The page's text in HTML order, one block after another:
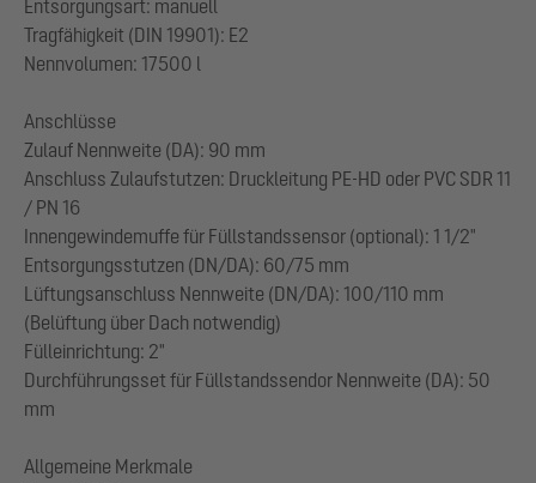
Entsorgungsart: manuell
Tragfähigkeit (DIN 19901): E2
Nennvolumen: 17500 l
Anschlüsse
Zulauf Nennweite (DA): 90 mm
Anschluss Zulaufstutzen: Druckleitung PE-HD oder PVC SDR 11
/ PN 16
Innengewindemuffe für Füllstandssensor (optional): 1 1/2"
Entsorgungsstutzen (DN/DA): 60/75 mm
Lüftungsanschluss Nennweite (DN/DA): 100/110 mm
(Belüftung über Dach notwendig)
Fülleinrichtung: 2"
Durchführungsset für Füllstandssendor Nennweite (DA): 50
mm
Allgemeine Merkmale